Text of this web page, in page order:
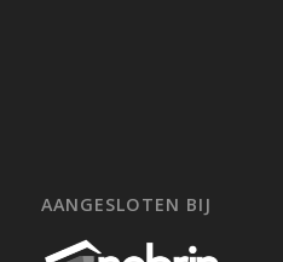
AANGESLOTEN BIJ